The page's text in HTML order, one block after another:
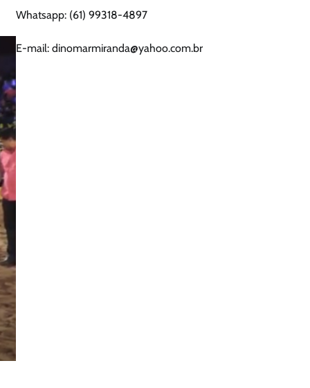
Whatsapp: (61) 99318-4897
E-mail: dinomarmiranda@yahoo.com.br